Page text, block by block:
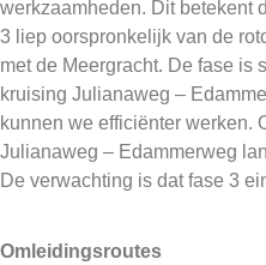
werkzaamheden. Dit betekent
3 liep oorspronkelijk van de
met de Meergracht. De fase is
kruising Julianaweg –
kunnen we efficiënter werken.
Julianaweg – Edammerweg
De verwachting is dat fase 3
Omleidingsroutes